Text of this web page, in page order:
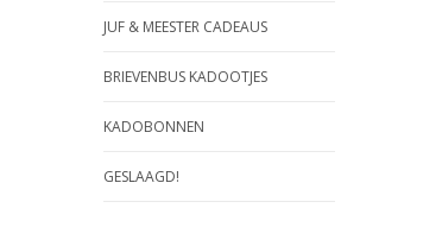
JUF & MEESTER CADEAUS
BRIEVENBUS KADOOTJES
KADOBONNEN
GESLAAGD!